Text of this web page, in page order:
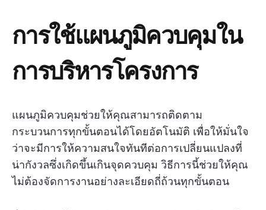
การใช้แผนภูมิควบคุมใน
การบริหารโครงการ
แผนภูมิควบคุมช่วยให้คุณสามารถติดตาม
กระบวนการทุกขั้นตอนได้โดยอัตโนมัติ เพื่อให้มั่นใจ
ว่าจะมีการให้ความสนใจทันทีต่อการเปลี่ยนแปลงที่
น่ากังวลซึ่งเกิดขึ้นเกินจุดควบคุม วิธีการนี้ช่วยให้คุณ
ไม่ต้องจัดการงานอย่างละเอียดถี่ถ้วนทุกขั้นตอน